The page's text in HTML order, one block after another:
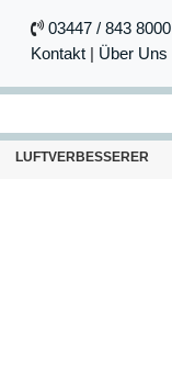
03447 / 843 8000
Kontakt| Über Uns
LUFTVERBESSERER